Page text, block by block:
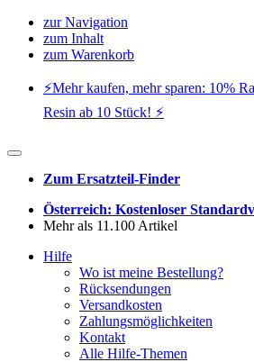
zur Navigation
zum Inhalt
zum Warenkorb
⚡️Mehr kaufen, mehr sparen: 10%
Resin ab 10 Stück! ⚡️
Zum Ersatzteil-Finder
Österreich: Kostenloser
Mehr als 11.100 Artikel
Hilfe
Wo ist meine Bestellung?
Rücksendungen
Versandkosten
Zahlungsmöglichkeiten
Kontakt
Alle Hilfe-Themen